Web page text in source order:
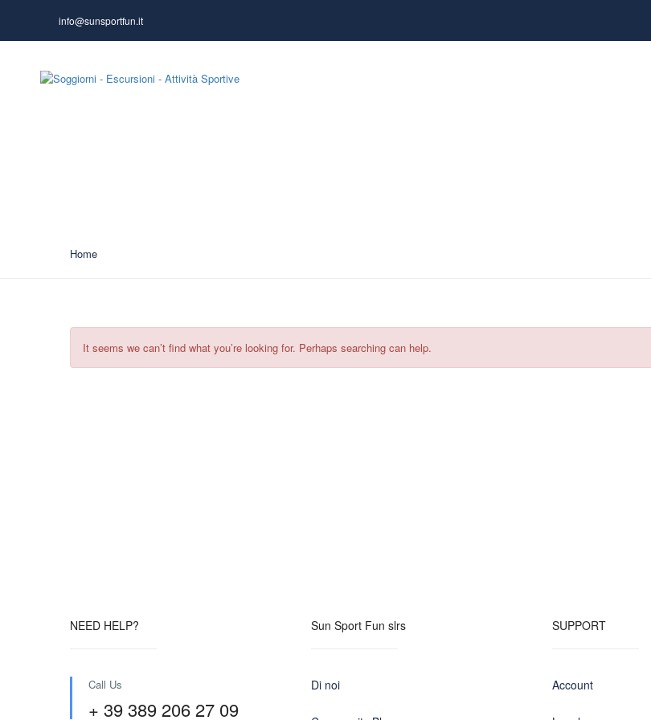
info@sunsportfun.it
Home
It seems we can’t find what you’re looking for. Perhaps searching can help.
NEED HELP?
Call Us
+ 39 389 206 27 09
Sun Sport Fun slrs
Di noi
SUPPORT
Account